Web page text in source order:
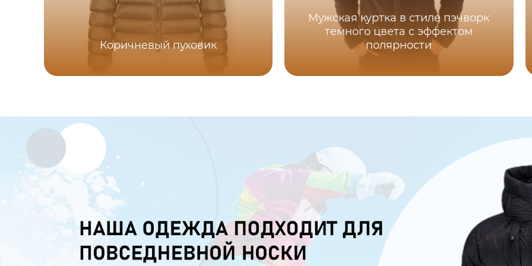
Коричневый пуховик
Мужская куртка в стиле пэчворк
темного цвета с эффектом
полярности